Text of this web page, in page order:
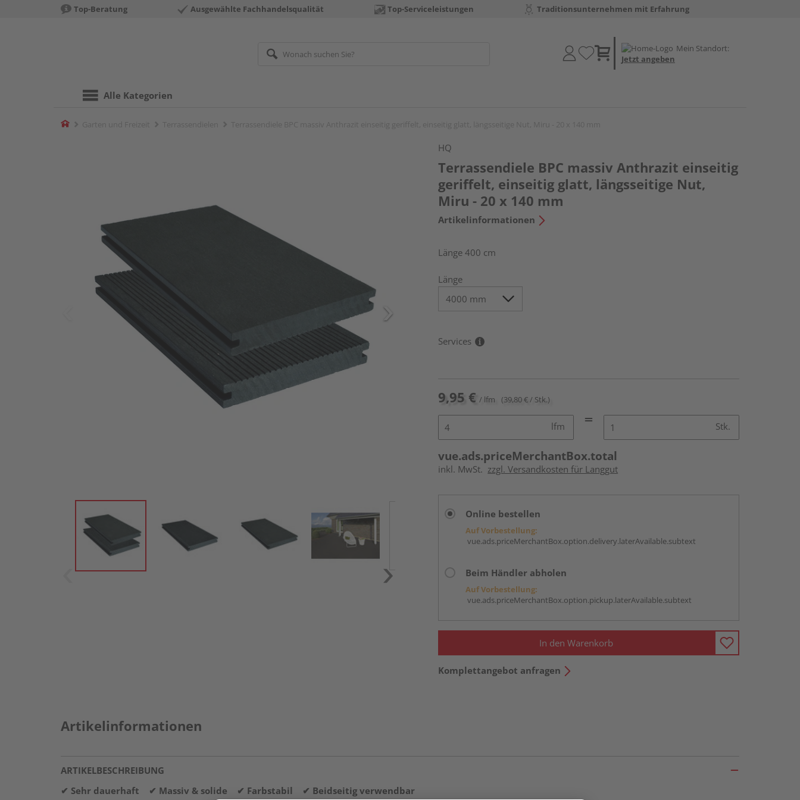
Top-Beratung Ausgewählte Fachhandelsqualität Top-Serviceleistungen Traditionsunternehmen mit Erfahrung
Mein Standort:
Jetzt angeben
Alle Kategorien
Home
HQ
Terrassendiele BPC massiv Anthrazit einseitig
geriffelt, einseitig glatt, längsseitige Nut,
Miru - 20 x 140 mm
Artikelinformationen
Länge 400 cm
Länge
Services
9,95 € / lfm (39,80 € / Stk.)
lfm Stk.
vue.ads.priceMerchantBox.total
inkl. MwSt. zzgl. Versandkosten für Langgut
Online bestellen
Auf Vorbestellung:
vue.ads.priceMerchantBox.option.delivery.laterAvailable.subtext
Beim Händler abholen
Auf Vorbestellung:
vue.ads.priceMerchantBox.option.pickup.laterAvailable.subtext
In den Warenkorb
Komplettangebot anfragen
Artikelinformationen
ARTIKELBESCHREIBUNG
✔ Sehr dauerhaft ✔ Massiv & solide ✔ Farbstabil ✔ Beidseitig verwendbar